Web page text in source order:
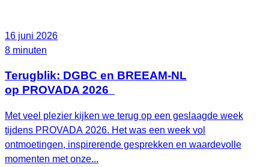
16 juni 2026
8 minuten
Terugblik: DGBC en BREEAM-NL
op PROVADA 2026
Met veel plezier kijken we terug op een geslaagde week
tijdens PROVADA 2026. Het was een week vol
ontmoetingen, inspirerende gesprekken en waardevolle
momenten met onze...